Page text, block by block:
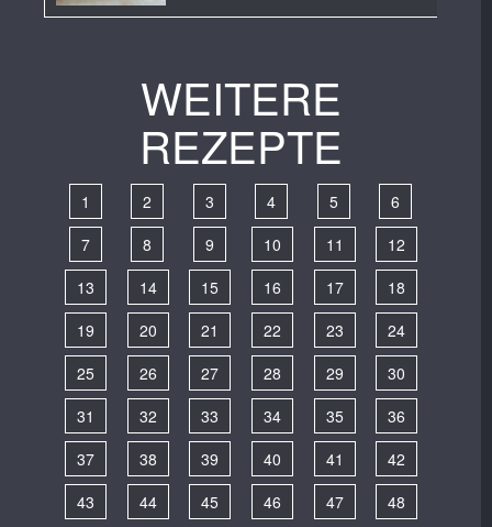
WEITERE
REZEPTE
1 2 3 4 5
6
7
8 9 10 11
12
13
14 15 16 17
18
19
20 21 22 23
24
25
26 27 28 29
30
31
32 33 34 35
36
37
38 39 40 41
42
43
44 45 46 47
48